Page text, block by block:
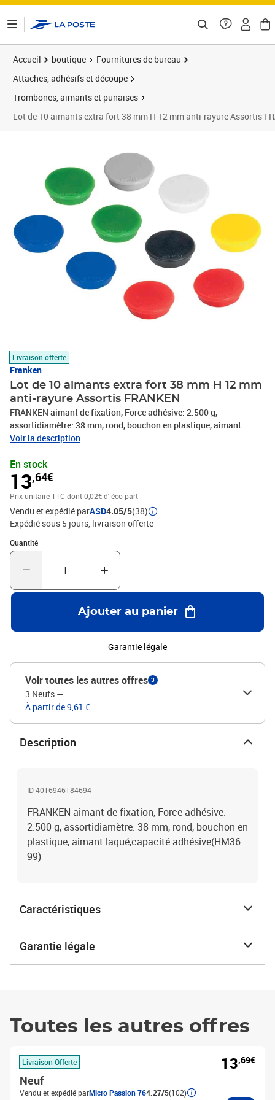
Accueil boutique
Fournitures de bureau
Attaches, adhésifs et découpe
Trombones, aimants et punaises
Lot de 10 aimants extra fort 38 mm H 12 mm anti-rayure Assortis
Livraison offerte
Franken
Lot de 10 aimants extra fort 38 mm H 12 mm
anti-rayure Assortis FRANKEN
FRANKEN aimant de fixation, Force adhésive: 2.500 g,
assortidiamètre: 38 mm, rond, bouchon en plastique, aimant
laqué,capacité adhésive(HM36 99)
Voir la description
En stock
13,64€
Prix unitaire TTC dont 0,02€ d'éco-part
Vendu et expédié parASD4.05/5(38)
Expédié sous 5 jours livraison offerte
Quantité
Quantité : 1
Ajouter au panier
Garantie légale
Voir toutes les autres offres 3
3 Neufs —
À partir de 9,61 €
Description
ID 4016946184694
FRANKEN aimant de fixation, Force adhésive:
2.500 g, assortidiamètre: 38 mm, rond, bouchon en
plastique, aimant laqué,capacité adhésive(HM36
99)
Caractéristiques
Garantie légale
Toutes les autres offres
Livraison Offerte
Neuf
Vendu et expédié parMicro Passion 764.27/5(102)
13,69€